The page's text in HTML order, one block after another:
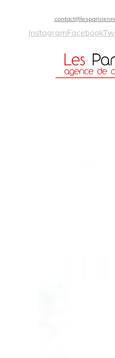
InstagramFacebook